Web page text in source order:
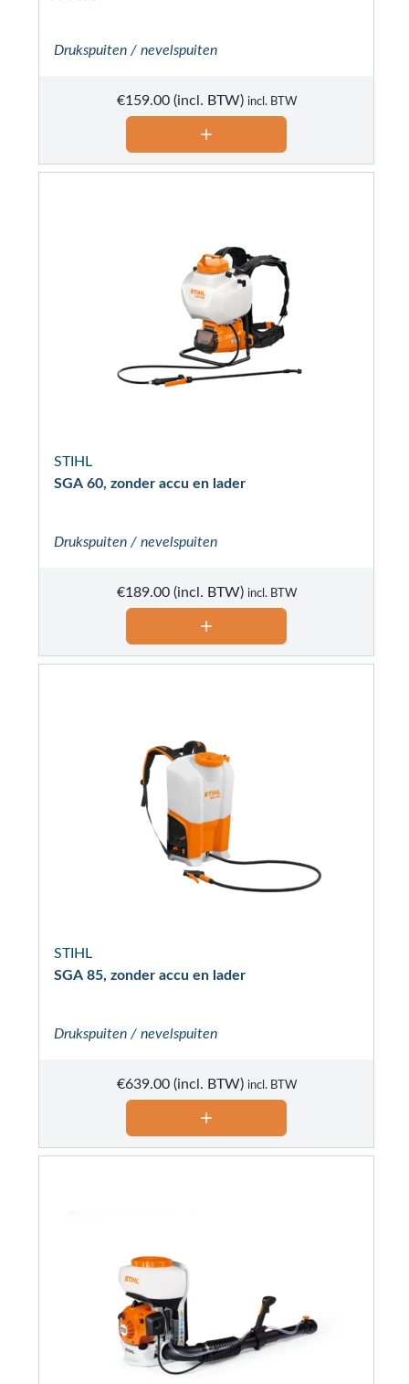
Drukspuiten / nevelspuiten
€159.00 incl. BTW
STIHL
SGA 60, zonder accu en lader
Drukspuiten / nevelspuiten
€189.00 incl. BTW
STIHL
SGA 85, zonder accu en lader
Drukspuiten / nevelspuiten
€639.00 incl. BTW